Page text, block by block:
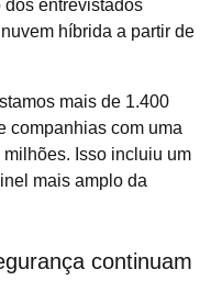
dos entrevistados
híbrida a partir de
mais de 1.400
companhias com uma
Isso incluiu um
mais amplo da
continuam